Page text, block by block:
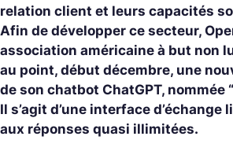
relation client et leurs capacités
Afin de développer ce secteur,
association américaine à but non
au point, début décembre, une
de son chatbot ChatGPT, nommée
Il s’agit d’une interface
aux réponses quasi illimitées.